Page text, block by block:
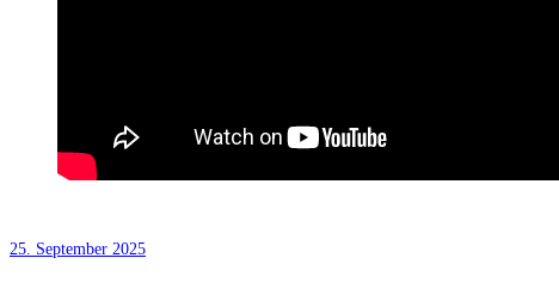
25. September 2025